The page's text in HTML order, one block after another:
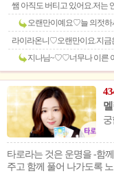
오랜만이예요♡늘 의젓하시고 멘탈 갑이시잔아요.제가 존경합니다참고 좀 더 견뎌보아
지나님~♡♡너무나 이른 이별 힘드시겠어요.지지난 가을 저랑 말씀 나누시고언니랑 화해하신 거 진짜 신의 한 수!!!이제
타로라는 것은 운명을 -함
주고 함께 풀어 나가도록